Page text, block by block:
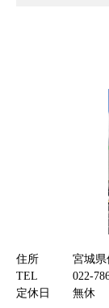
住所
宮城県
TEL
022-
定休日
無休